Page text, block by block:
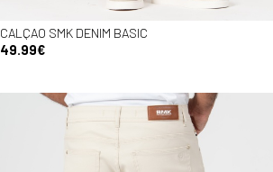
CALÇAO SMK DENIM BASIC
49.99€